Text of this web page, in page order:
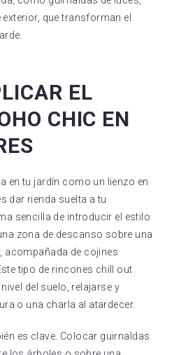
que transforman el
EL
CHIC EN
en tu jardín como un lienzo en
dar rienda suelta a tu
sencilla de introducir el estilo
zona de descanso sobre una
acompañada de cojines
tipo de rincones chill out
del suelo, relajarse y
o una charla al atardecer.
es clave. Colocar guirnaldas